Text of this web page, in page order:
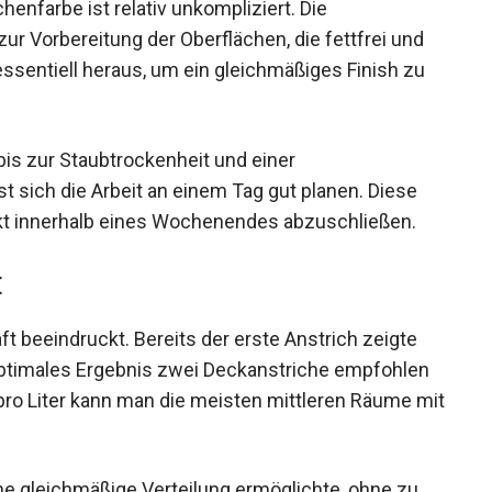
ist relativ unkompliziert. Die
Vorbereitung der Oberflächen, die fettfrei und
heraus, um ein gleichmäßiges Finish zu
zur Staubtrockenheit und einer
sich die Arbeit an einem Tag gut planen. Diese
innerhalb eines Wochenendes abzuschließen.
beeindruckt. Bereits der erste Anstrich zeigte
Ergebnis zwei Deckanstriche empfohlen
Liter kann man die meisten mittleren Räume mit